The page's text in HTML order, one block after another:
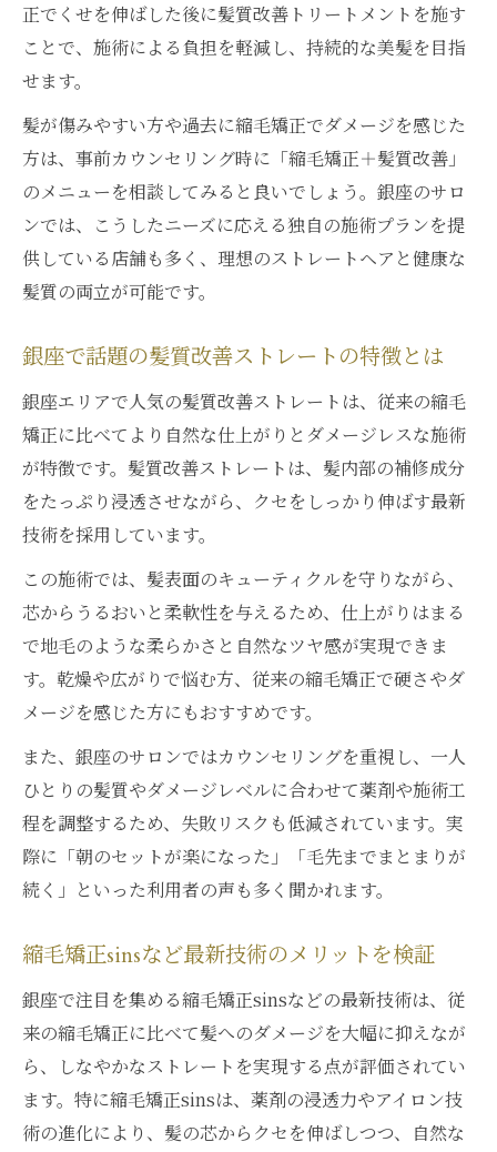
正でくせを伸ばした後に髪質改善トリートメントを施す
ことで、施術による負担を軽減し、持続的な美髪を目指
せます。
髪が傷みやすい方や過去に縮毛矯正でダメージを感じた
方は、事前カウンセリング時に「縮毛矯正＋髪質改善」
のメニューを相談してみると良いでしょう。銀座のサロ
ンでは、こうしたニーズに応える独自の施術プランを提
供している店舗も多く、理想のストレートヘアと健康な
髪質の両立が可能です。
銀座で話題の髪質改善ストレートの特徴とは
銀座エリアで人気の髪質改善ストレートは、従来の縮毛
矯正に比べてより自然な仕上がりとダメージレスな施術
が特徴です。髪質改善ストレートは、髪内部の補修成分
をたっぷり浸透させながら、クセをしっかり伸ばす最新
技術を採用しています。
この施術では、髪表面のキューティクルを守りながら、
芯からうるおいと柔軟性を与えるため、仕上がりはまる
で地毛のような柔らかさと自然なツヤ感が実現できま
す。乾燥や広がりで悩む方、従来の縮毛矯正で硬さやダ
メージを感じた方にもおすすめです。
また、銀座のサロンではカウンセリングを重視し、一人
ひとりの髪質やダメージレベルに合わせて薬剤や施術工
程を調整するため、失敗リスクも低減されています。実
際に「朝のセットが楽になった」「毛先までまとまりが
続く」といった利用者の声も多く聞かれます。
縮毛矯正sinsなど最新技術のメリットを検証
銀座で注目を集める縮毛矯正sinsなどの最新技術は、従
来の縮毛矯正に比べて髪へのダメージを大幅に抑えなが
ら、しなやかなストレートを実現する点が評価されてい
ます。特に縮毛矯正sinsは、薬剤の浸透力やアイロン技
術の進化により、髪の芯からクセを伸ばしつつ、自然な